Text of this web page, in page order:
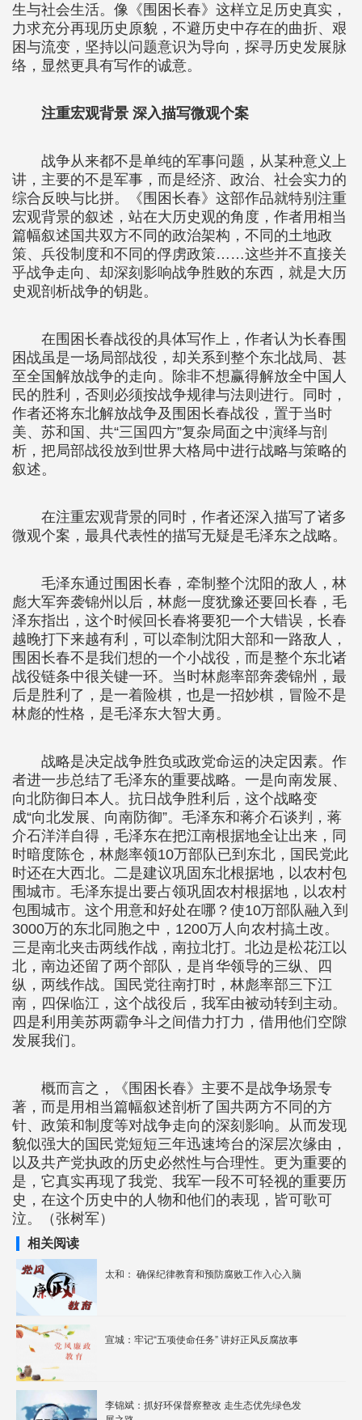
生与社会生活。像《围困长春》这样立足历史真实，
力求充分再现历史原貌，不避历史中存在的曲折、艰
困与流变，坚持以问题意识为导向，探寻历史发展脉
络，显然更具有写作的诚意。
注重宏观背景 深入描写微观个案
战争从来都不是单纯的军事问题，从某种意义上
讲，主要的不是军事，而是经济、政治、社会实力的
综合反映与比拼。《围困长春》这部作品就特别注重
宏观背景的叙述，站在大历史观的角度，作者用相当
篇幅叙述国共双方不同的政治架构，不同的土地政
策、兵役制度和不同的俘虏政策……这些并不直接关
乎战争走向、却深刻影响战争胜败的东西，就是大历
史观剖析战争的钥匙。
在围困长春战役的具体写作上，作者认为长春围
困战虽是一场局部战役，却关系到整个东北战局、甚
至全国解放战争的走向。除非不想赢得解放全中国人
民的胜利，否则必须按战争规律与法则进行。同时，
作者还将东北解放战争及围困长春战役，置于当时
美、苏和国、共“三国四方”复杂局面之中演绎与剖
析，把局部战役放到世界大格局中进行战略与策略的
叙述。
在注重宏观背景的同时，作者还深入描写了诸多
微观个案，最具代表性的描写无疑是毛泽东之战略。
毛泽东通过围困长春，牵制整个沈阳的敌人，林
彪大军奔袭锦州以后，林彪一度犹豫还要回长春，毛
泽东指出，这个时候回长春将要犯一个大错误，长春
越晚打下来越有利，可以牵制沈阳大部和一路敌人，
围困长春不是我们想的一个小战役，而是整个东北诸
战役链条中很关键一环。当时林彪率部奔袭锦州，最
后是胜利了，是一着险棋，也是一招妙棋，冒险不是
林彪的性格，是毛泽东大智大勇。
战略是决定战争胜负或政党命运的决定因素。作
者进一步总结了毛泽东的重要战略。一是向南发展、
向北防御日本人。抗日战争胜利后，这个战略变
成“向北发展、向南防御”。毛泽东和蒋介石谈判，蒋
介石洋洋自得，毛泽东在把江南根据地全让出来，同
时暗度陈仓，林彪率领10万部队已到东北，国民党此
时还在大西北。二是建议巩固东北根据地，以农村包
围城市。毛泽东提出要占领巩固农村根据地，以农村
包围城市。这个用意和好处在哪？使10万部队融入到
3000万的东北同胞之中，1200万人向农村搞土改。
三是南北夹击两线作战，南拉北打。北边是松花江以
北，南边还留了两个部队，是肖华领导的三纵、四
纵，两线作战。国民党往南打时，林彪率部三下江
南，四保临江，这个战役后，我军由被动转到主动。
四是利用美苏两霸争斗之间借力打力，借用他们空隙
发展我们。
概而言之，《围困长春》主要不是战争场景专
著，而是用相当篇幅叙述剖析了国共两方不同的方
针、政策和制度等对战争走向的深刻影响。从而发现
貌似强大的国民党短短三年迅速垮台的深层次缘由，
以及共产党执政的历史必然性与合理性。更为重要的
是，它真实再现了我党、我军一段不可轻视的重要历
史，在这个历史中的人物和他们的表现，皆可歌可
泣。（张树军）
相关阅读
太和： 确保纪律教育和预防腐败工作入心入脑
宣城：牢记“五项使命任务” 讲好正风反腐故事
李锦斌：抓好环保督察整改 走生态优先绿色发